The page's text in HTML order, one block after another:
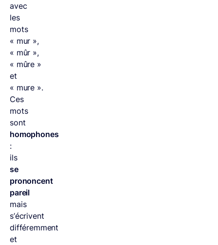
avec
les
mots
« mur »,
« mûr »,
« mûre »
et
« mure ».
Ces
mots
sont
homophones
:
ils
se
prononcent
pareil
mais
s’écrivent
différemment
et